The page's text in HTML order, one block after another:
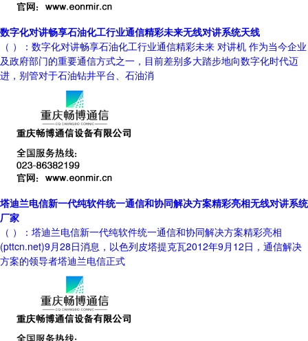
数字化对讲畅享石油化工行业通信精彩未来无线对讲系统天线
（ ）：数字化对讲畅享石油化工行业通信精彩未来 对讲机 作为当今企业
及政府部门的重要通信方式之一，目前差别多大踏步地向数字化时代迈
进，别管对于石油钻井平台、石油消
塔迪兰电信新一代纯软件统一通信和协同解决方案精彩亮相无线对讲系统
厂家
（ ）：塔迪兰电信新一代纯软件统一通信和协同解决方案精彩亮相
(pttcn.net)9月28日消息，以色列皮塔提克瓦2012年9月12日，通信解决
方案的领导者塔迪兰电信正式